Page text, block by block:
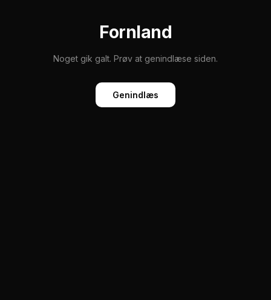
Fornland
Noget gik galt. Prøv at genindlæse siden.
Genindlæs